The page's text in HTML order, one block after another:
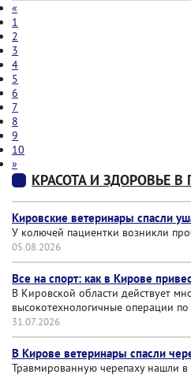
«
1
2
3
4
5
6
7
8
9
10
»
КРАСОТА И ЗДОРОВЬЕ В
Кировские ветеринары спасли
У колючей пациентки возникли
05.08.2026
Все на спорт: как в Кирове
В Кировской области действует
высокотехнологичные операции
31.07.2026
В Кирове ветеринары спасли
Травмированную черепаху нашли